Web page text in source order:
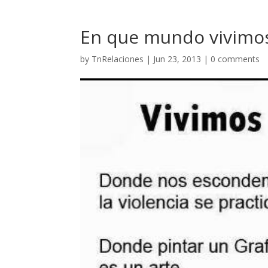
En que mundo
by TnRelaciones | Jun 23, 2013 | 0 comments